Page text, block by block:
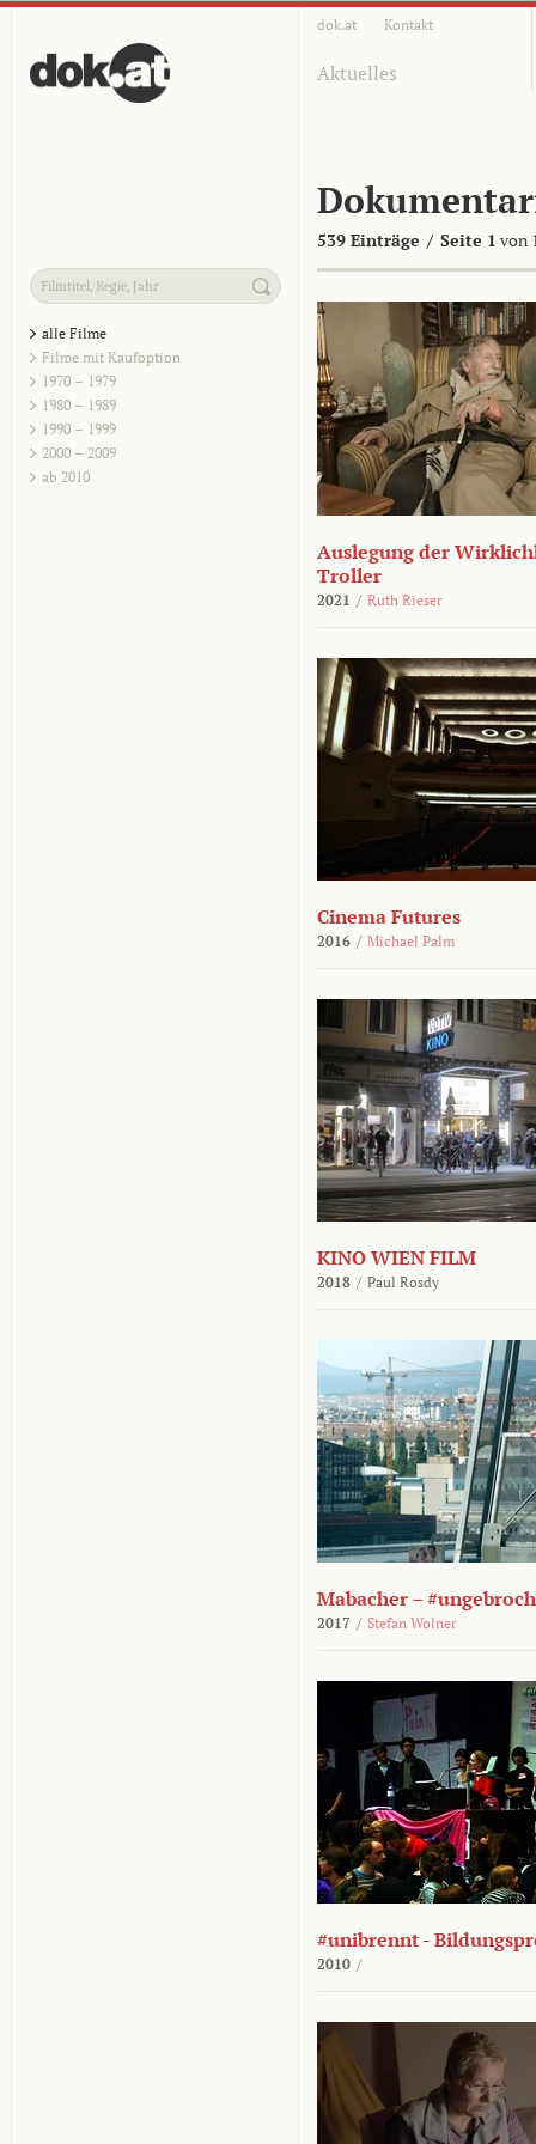
dok.at Kontakt
Aktuelles
539 Einträge / Seite 1 von
alle Filme
Filme mit Kaufoption
1970 – 1979
1980 – 1989
1990 – 1999
2000 – 2009
ab 2010
Auslegung der
Troller
2021 / Ruth Rieser
Cinema Futures
2016 / Michael Palm
KINO WIEN FILM
2018 / Paul Rosdy
Mabacher –
2017 / Stefan Wolner
#unibrennt -
2010 /